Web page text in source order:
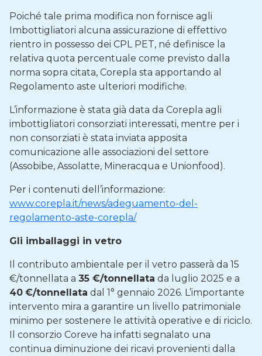
Poiché tale prima modifica non fornisce agli
Imbottigliatori alcuna assicurazione di effettivo
rientro in possesso dei CPL PET, né definisce la
relativa quota percentuale come previsto dalla
norma sopra citata, Corepla sta apportando al
Regolamento aste ulteriori modifiche.
L’informazione è stata già data da Corepla agli
imbottigliatori consorziati interessati, mentre per i
non consorziati è stata inviata apposita
comunicazione alle associazioni del settore
(Assobibe, Assolatte, Mineracqua e Unionfood).
Per i contenuti dell’informazione:
www.corepla.it/news/adeguamento-del-
regolamento-aste-corepla/
Gli imballaggi in vetro
Il contributo ambientale per il vetro passerà da 15
€/tonnellata a 35 €/tonnellata da luglio 2025 e a
40 €/tonnellata dal 1° gennaio 2026. L’importante
intervento mira a garantire un livello patrimoniale
minimo per sostenere le attività operative e di riciclo.
Il consorzio Coreve ha infatti segnalato una
continua diminuzione dei ricavi provenienti dalla